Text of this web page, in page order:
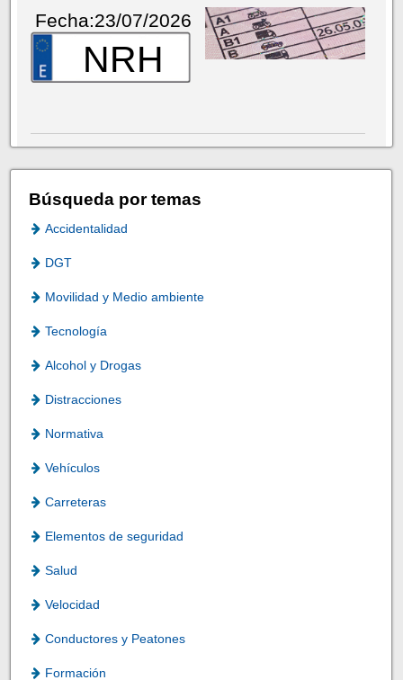
Fecha:23/07/2026
NRH
Búsqueda por temas
Accidentalidad
DGT
Movilidad y Medio ambiente
Tecnología
Alcohol y Drogas
Distracciones
Normativa
Vehículos
Carreteras
Elementos de seguridad
Salud
Velocidad
Conductores y Peatones
Formación